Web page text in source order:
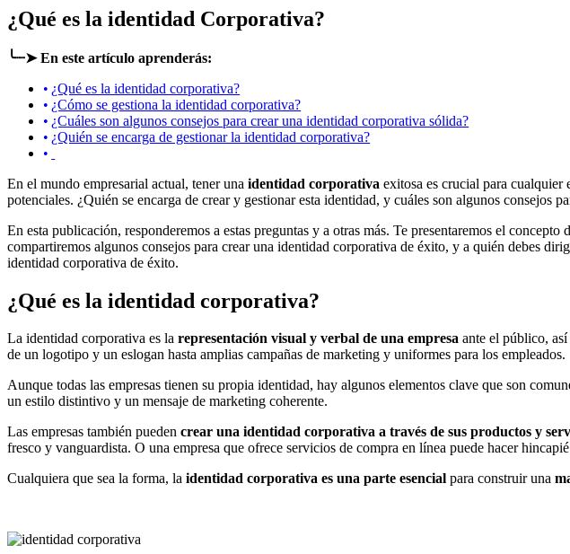
¿Qué es la identidad Corporativa?
╰┈➤ En este artículo aprenderás:
¿Qué es la identidad corporativa?
¿Cómo se gestiona la identidad corporativa?
¿Cuáles son algunos consejos para crear una identidad corporativa sólida?
¿Quién se encarga de gestionar la identidad corporativa?
En el mundo empresarial actual, tener una identidad corporativa exitosa es crucial para cualquier
potenciales. ¿Quién se encarga de crear y gestionar esta identidad, y cuáles son algunos consejos
En esta publicación, responderemos a estas preguntas y a otras más. Te presentaremos el
compartiremos algunos consejos para crear una identidad corporativa de éxito, y a quién debes
identidad corporativa de éxito.
¿Qué es la identidad corporativa?
La identidad corporativa es la representación visual y verbal de una empresa ante el público,
de un logotipo y un eslogan hasta amplias campañas de marketing y uniformes para los empleados.
Aunque todas las empresas tienen su propia identidad, hay algunos elementos clave que son
un estilo distintivo y un mensaje de marketing coherente.
Las empresas también pueden crear una identidad corporativa a través de sus productos y
fresco y vanguardista. O una empresa que ofrece servicios de compra en línea puede hacer
Cualquiera que sea la forma, la identidad corporativa es una parte esencial para construir una